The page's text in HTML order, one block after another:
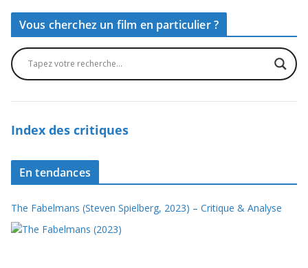
Vous cherchez un film en particulier ?
Index des critiques
En tendances
The Fabelmans (Steven Spielberg, 2023) – Critique & Analyse